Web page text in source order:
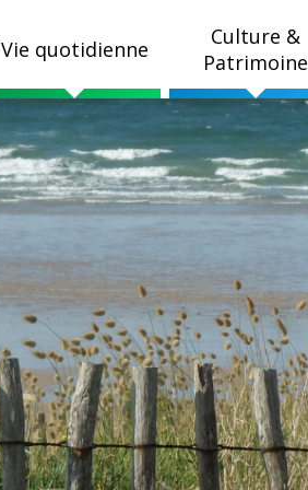
Vie quotidienne
Culture &
Patrimoine